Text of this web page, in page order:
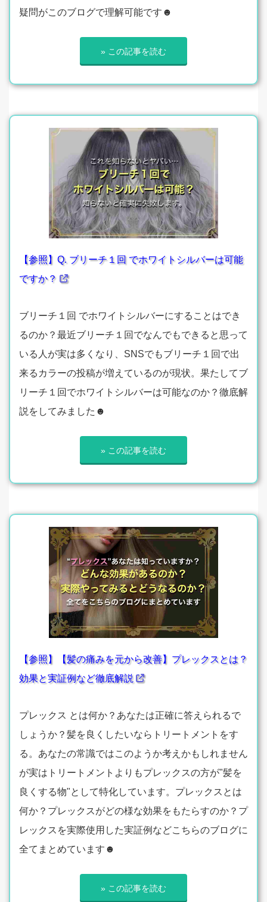
疑問がこのブログで理解可能です☻
» この記事を読む
【参照】Q. ブリーチ１回 でホワイトシルバーは可能
ですか？
ブリーチ１回 でホワイトシルバーにすることはでき
るのか？最近ブリーチ１回でなんでもできると思って
いる人が実は多くなり、SNSでもブリーチ１回で出
来るカラーの投稿が増えているのが現状。果たしてブ
リーチ１回でホワイトシルバーは可能なのか？徹底解
説をしてみました☻
» この記事を読む
【参照】【髪の痛みを元から改善】プレックスとは？
効果と実証例など徹底解説
プレックス とは何か？あなたは正確に答えられるで
しょうか？髪を良くしたいならトリートメントをす
る。あなたの常識ではこのようか考えかもしれません
が実はトリートメントよりもプレックスの方が"髪を
良くする物"として特化しています。プレックスとは
何か？プレックスがどの様な効果をもたらすのか？プ
レックスを実際使用した実証例などこちらのブログに
全てまとめています☻
» この記事を読む